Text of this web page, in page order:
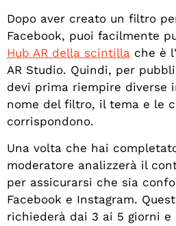
Dopo aver creato un filtro
Facebook, puoi facilmente
Hub AR della scintilla che è
AR Studio. Quindi, per
devi prima riempire diverse
nome del filtro, il tema e le
corrispondono.
Una volta che hai
moderatore analizzerà il
per assicurarsi che sia
Facebook e Instagram.
richiederà dai 3 ai 5 giorni e